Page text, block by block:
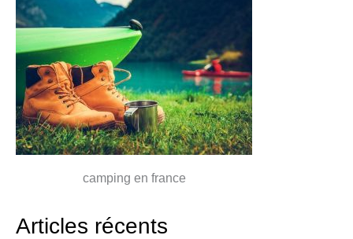
camping en france
Articles récents